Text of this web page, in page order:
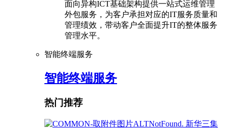
面向异构ICT基础架构提供一站式运维管理
外包服务，为客户承担对应的IT服务质量和
管理绩效，带动客户全面提升IT的整体服务
管理水平。
智能终端服务
智能终端服务
热门推荐
新华三集